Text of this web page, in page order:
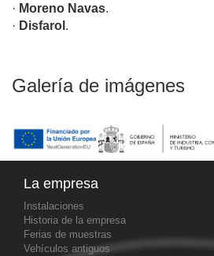
· Moreno Navas.
· Disfarol .
Galería de imágenes
La empresa
Instalaciones
Historia de la empresa
Ferias de muestras
Vehículos antiguos